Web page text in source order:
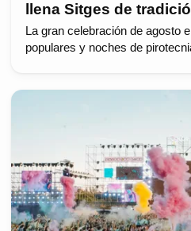
llena Sitges de
La gran celebración de agosto
populares y noches de